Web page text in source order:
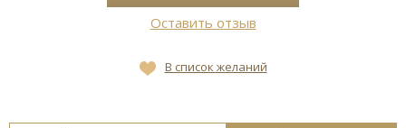
Оставить отзыв
В список желаний